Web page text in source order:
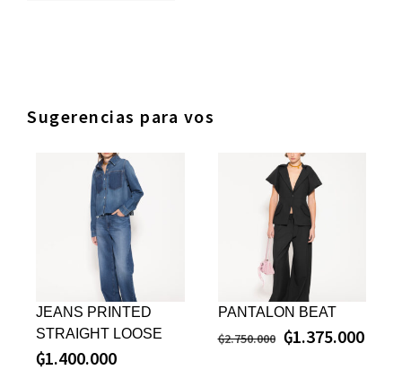
Sugerencias para vos
JEANS PRINTED
STRAIGHT LOOSE
₲1.400.000
PANTALON BEAT
₲2.750.000 ₲1.375.000